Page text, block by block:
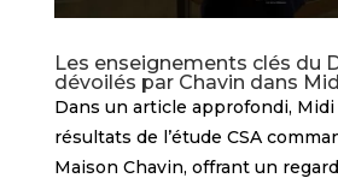
Les enseignements clés du
dévoilés par Chavin dans
Dans un article approfondi,
résultats de l’étude CSA
Maison Chavin, offrant un